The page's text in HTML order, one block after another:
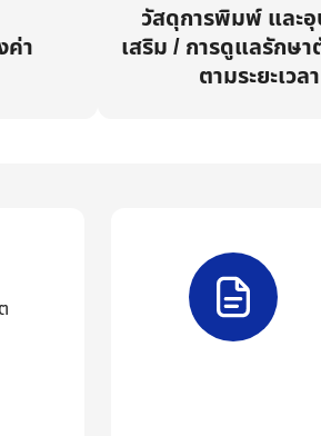
ค่า
วัสดุการพิมพ์ และ
เสริม / การดูแลรักษา
ตามระยะเวลา